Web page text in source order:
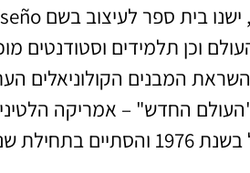
ישנו בית ספר לעיצוב בשם
וכן תלמידים וסטודנטים
המבנים הקולוניאלים
החדש" – אמריקה הלטינית
מרכזי לתיירות בלה רומאנה.